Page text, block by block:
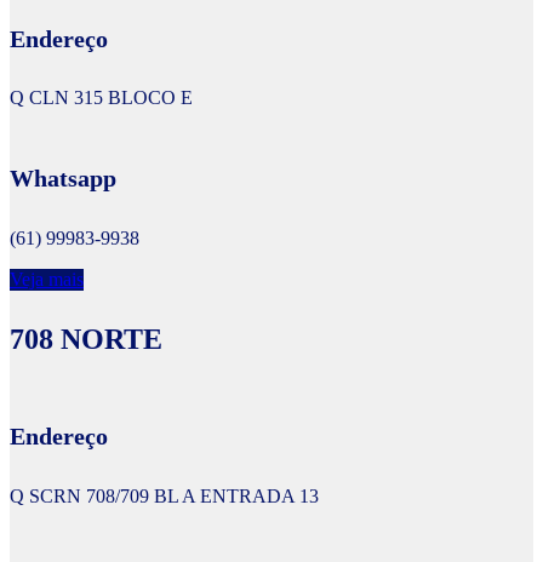
Endereço
Q CLN 315 BLOCO E
Whatsapp
(61) 99983-9938
Veja mais
708 NORTE
Endereço
Q SCRN 708/709 BL A ENTRADA 13